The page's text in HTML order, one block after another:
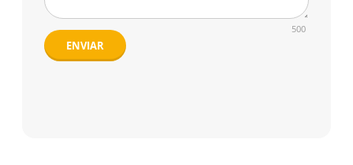
500
ENVIAR